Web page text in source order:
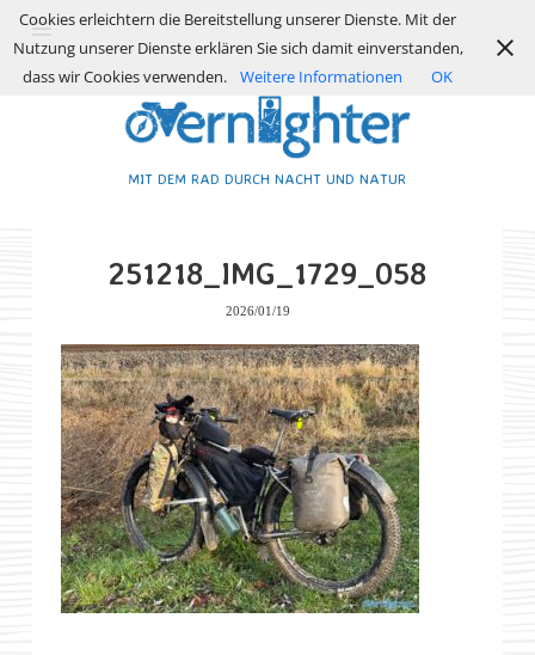
MIT DEM RAD DURCH NACHT UND NATUR
251218_IMG_1729_058
2026/01/19
Cookies erleichtern die Bereitstellung unserer Dienste. Mit der
Nutzung unserer Dienste erklären Sie sich damit einverstanden,
dass wir Cookies verwenden.
Weitere Informationen OK